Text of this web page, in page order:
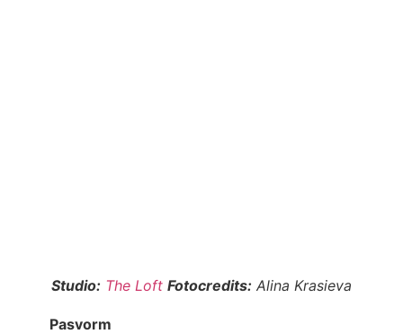
Studio: The Loft Fotocredits: Alina Krasieva
Pasvorm